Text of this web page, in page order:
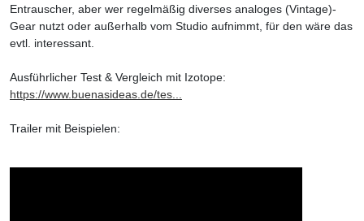
Entrauscher, aber wer regelmäßig diverses analoges (Vintage)-
Gear nutzt oder außerhalb vom Studio aufnimmt, für den wäre das
evtl. interessant.
Ausführlicher Test & Vergleich mit Izotope:
https://www.buenasideas.de/tes...
Trailer mit Beispielen: